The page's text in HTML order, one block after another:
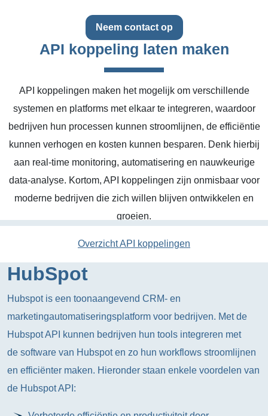
Neem contact op
API koppeling laten maken
API koppelingen maken het mogelijk om verschillende
systemen en platforms met elkaar te integreren, waardoor
bedrijven hun processen kunnen stroomlijnen, de efficiëntie
kunnen verhogen en kosten kunnen besparen. Denk hierbij
aan real-time monitoring, automatisering en nauwkeurige
data-analyse. Kortom, API koppelingen zijn onmisbaar voor
moderne bedrijven die zich willen blijven ontwikkelen en
groeien.
Overzicht API koppelingen
HubSpot
Hubspot is een toonaangevend CRM- en
marketingautomatiseringsplatform voor bedrijven. Met de
Hubspot API kunnen bedrijven hun tools integreren met
de software van Hubspot en zo hun workflows stroomlijnen
en efficiënter maken. Hieronder staan enkele voordelen van
de Hubspot API: